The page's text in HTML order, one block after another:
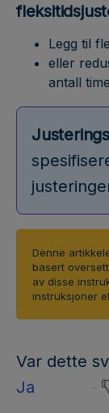
Legg til
eller
antall
Denne
basert
av disse
instruksjoner
Var dette
Ja